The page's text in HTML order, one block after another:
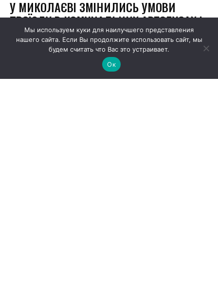
Мы используем куки для наилучшего представления
нашего сайта. Если Вы продолжите использовать сайт, мы
будем считать что Вас это устраивает.
Ок